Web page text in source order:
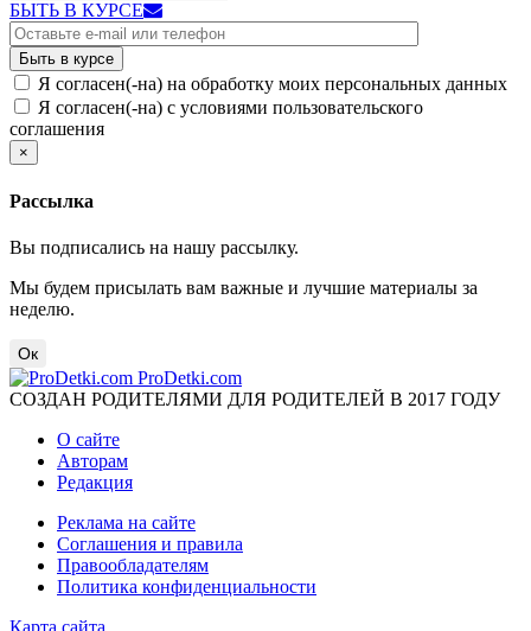
БЫТЬ В КУРСЕ
Я согласен(-на) на обработку моих персональных данных
Я согласен(-на) с условиями пользовательского
соглашения
×
Рассылка
Вы подписались на нашу рассылку.
Мы будем присылать вам важные и лучшие материалы за
неделю.
Ок
ProDetki.com
СОЗДАН РОДИТЕЛЯМИ ДЛЯ РОДИТЕЛЕЙ В 2017 ГОДУ
О сайте
Авторам
Редакция
Реклама на сайте
Соглашения и правила
Правообладателям
Политика конфиденциальности
Карта сайта